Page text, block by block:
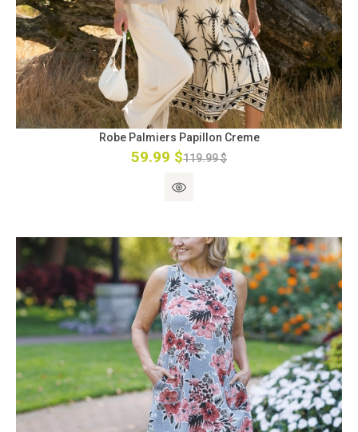
Robe Palmiers Papillon Creme
59.99 $119.99 $